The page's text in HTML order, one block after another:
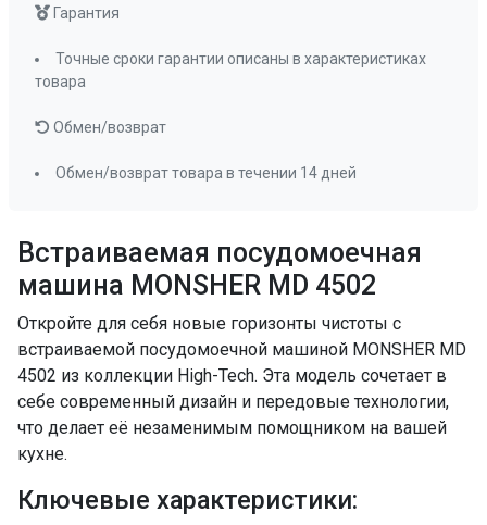
Количество разбрызгивателей
Регулируемая по высоте средняя корзина
способ
Съемные разбрызгиватели
да
вертикальная
Фильтр тонкой и грубой очистки
да
90 мин
да
ECO
да
Быстрая
да, 15 мин, 30
Интенсивная
Стекло
да
Встраиваемая посудомоечная
машина MONSHER MD 4502
Откройте для себя новые горизонты чистоты с
встраиваемой посудомоечной машиной MONSHER MD
4502 из коллекции High-Tech. Эта модель сочетает в
себе современный дизайн и передовые технологии,
что делает её незаменимым помощником на вашей
кухне.
Ключевые характеристики:
Гарантия
Точные сроки гарантии описаны в характеристиках
товара
Обмен/возврат
Обмен/возврат товара в течении 14 дней